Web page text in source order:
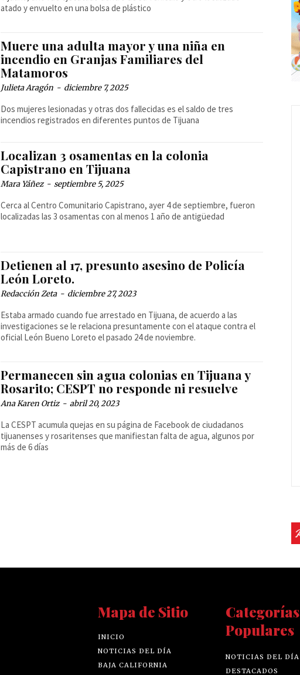
atado y envuelto en una bolsa de plástico
Muere una adulta mayor y una niña en
incendio en Granjas Familiares del
Matamoros
Julieta Aragón - diciembre 7, 2025
Dos mujeres lesionadas y otras dos fallecidas es el saldo de tres
incendios registrados en diferentes puntos de Tijuana
Localizan 3 osamentas en la colonia
Capistrano en Tijuana
Mara Yáñez - septiembre 5, 2025
Cerca al Centro Comunitario Capistrano, ayer 4 de septiembre, fueron
localizadas las 3 osamentas con al menos 1 año de antigüedad
Detienen al 17, presunto asesino de Policía
León Loreto.
Redacción Zeta - diciembre 27, 2023
Estaba armado cuando fue arrestado en Tijuana, de acuerdo a las
investigaciones se le relaciona presuntamente con el ataque contra el
oficial León Bueno Loreto el pasado 24 de noviembre.
Permanecen sin agua colonias en Tijuana y
Rosarito; CESPT no responde ni resuelve
Ana Karen Ortiz - abril 20, 2023
La CESPT acumula quejas en su página de Facebook de ciudadanos
tijuanenses y rosaritenses que manifiestan falta de agua, algunos por
más de 6 días
Mapa de Sitio
INICIO
NOTICIAS DEL DÍA
BAJA CALIFORNIA
Categorías
Populares
NOTICIAS DEL DÍA
DESTACADOS